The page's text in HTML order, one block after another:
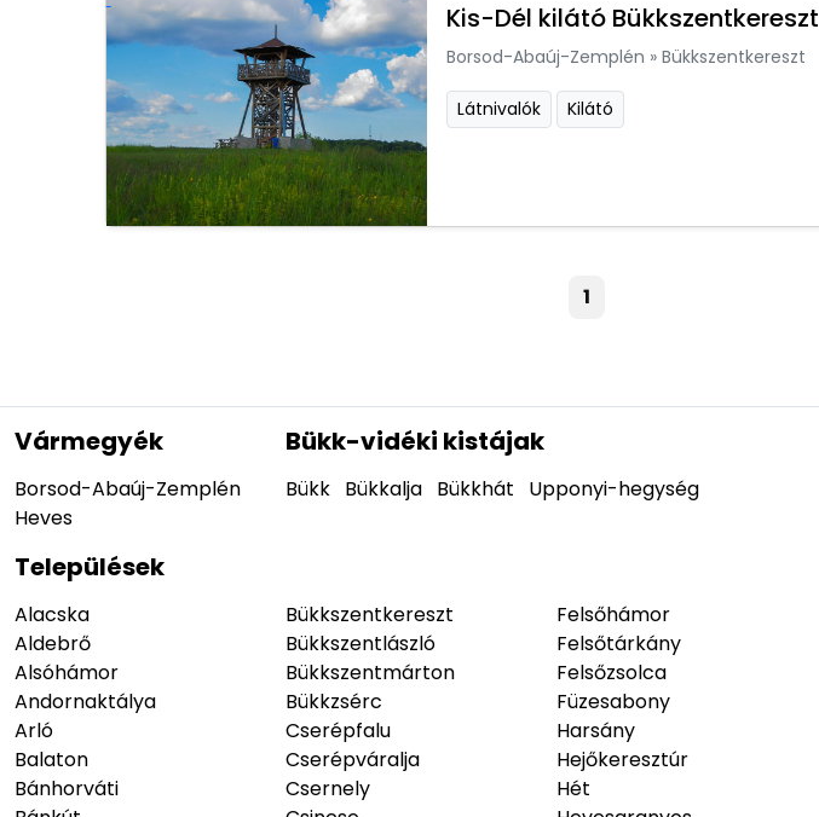
Kis-Dél kilátó Bükkszentkereszt
Borsod-Abaúj-Zemplén » Bükkszentkereszt
Látnivalók Kilátó
1
Vármegyék
Borsod-Abaúj-Zemplén
Heves
Bükk-vidéki kistájak
Bükk Bükkalja Bükkhát Upponyi-hegység
Települések
Alacska
Aldebrő
Alsóhámor
Andornaktálya
Arló
Balaton
Bánhorváti
Bükkszentkereszt
Bükkszentlászló
Bükkszentmárton
Bükkzsérc
Cserépfalu
Cserépváralja
Csernely
Felsőhámor
Felsőtárkány
Felsőzsolca
Füzesabony
Harsány
Hejőkeresztúr
Hét